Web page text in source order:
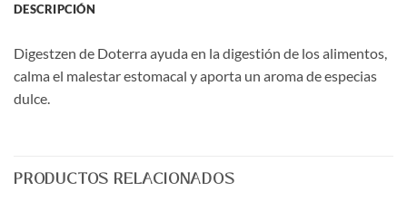
DESCRIPCIÓN
Digestzen de Doterra ayuda en la digestión de los alimentos,
calma el malestar estomacal y aporta un aroma de especias
dulce.
PRODUCTOS RELACIONADOS